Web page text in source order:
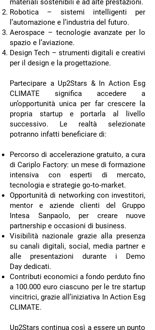
materiali sostenibili e ad alte prestazioni.
Robotica – sistemi intelligenti per
l’automazione e l’industria del futuro.
Aerospace – tecnologie avanzate per lo
spazio e l’aviazione.
Design Tech – strumenti digitali e creativi
per il design e la progettazione.
Partecipare a Up2Stars & In Action Esg
CLIMATE significa accedere a
un’opportunità unica per far crescere la
propria startup e portarla al livello
successivo. Le realtà selezionate
potranno infatti beneficiare di:
Percorso di accelerazione gratuito, a cura
di Cariplo Factory: un mese di formazione
intensiva con esperti di mercato,
tecnologia e strategie go-to-market.
Opportunità di networking con investitori,
mentor e aziende clienti del Gruppo
Intesa Sanpaolo, per creare nuove
partnership e occasioni di business.
Visibilità nazionale grazie alla presenza
su canali digitali, social, media partner e
alle presentazioni durante i Demo
Day dedicati.
Contributi economici a fondo perduto fino
a 100.000 euro ciascuno per le tre startup
vincitrici, grazie all’iniziativa In Action Esg
CLIMATE.
Up2Stars continua così a essere un punto